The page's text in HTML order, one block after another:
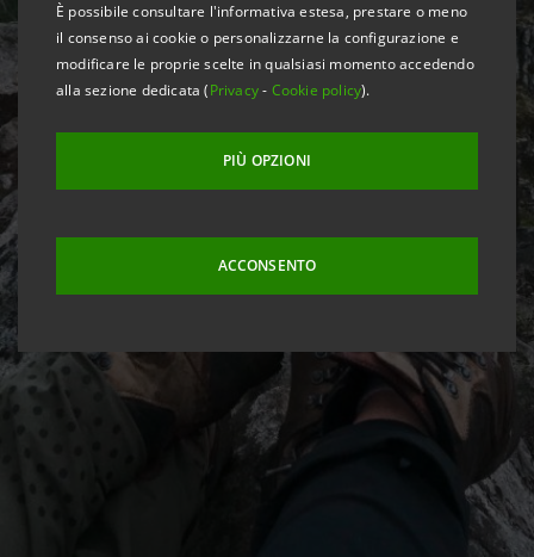
È possibile consultare l'informativa estesa, prestare o meno
il consenso ai cookie o personalizzarne la configurazione e
modificare le proprie scelte in qualsiasi momento accedendo
alla sezione dedicata (Privacy- Cookie policy).
PIÙ OPZIONI
ACCONSENTO